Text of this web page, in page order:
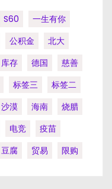
S60
一生有你
公积金
北大
库存 德国
慈善
标签三
标签二
沙漠 海南
烧腊
电竞
疫苗
豆腐 贸易 限购